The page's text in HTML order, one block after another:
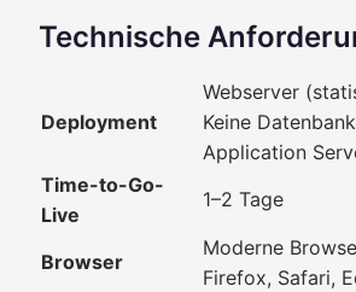
Technische
Deployment
Webserver
Keine
Application
Time-to-Go-
Live
1–2 Tage
Browser
Moderne
Firefox, Safari,